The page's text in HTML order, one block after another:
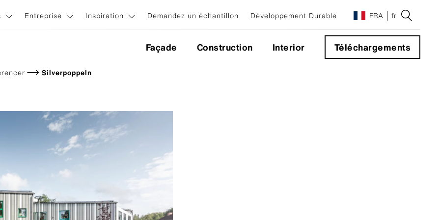
Entreprise Inspiration Demandez un échantillon Développement Durable FRA fr
Façade Construction Interior Téléchargements
Silverpoppeln